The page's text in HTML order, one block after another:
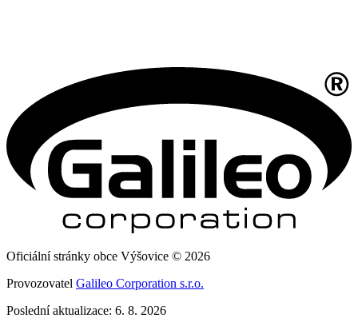
Oficiální stránky obce Výšovice © 2026
Provozovatel Galileo Corporation s.r.o.
Poslední aktualizace: 6. 8. 2026